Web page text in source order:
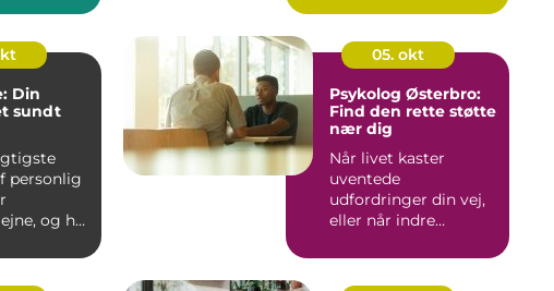
Hiller&oslas...
Din
sundt
personlig
og her
05. okt
Psykolog Østerbro:
Find den rette støtte
nær dig
Når livet kaster
uventede
udfordringer din vej,
eller når indre
k...